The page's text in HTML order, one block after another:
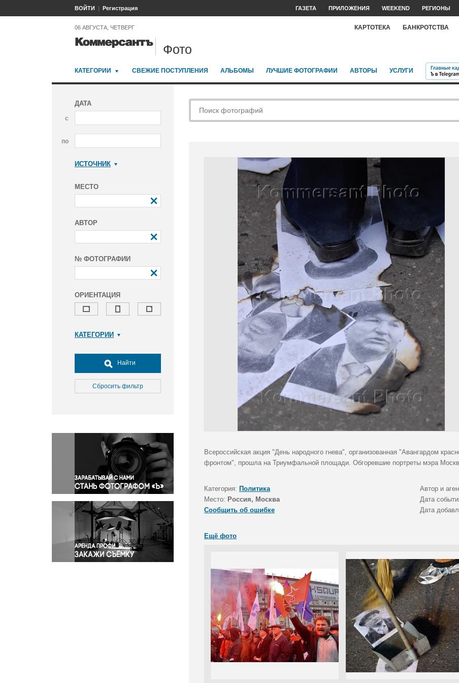
ВОЙТИ Регистрация ГАЗЕТА ПРИЛОЖЕНИЯ WEEKEND РЕГИОНЫ
06 АВГУСТА, ЧЕТВЕРГ КАРТОТЕКА БАНКРОТСТВА
Фото
КАТЕГОРИИ СВЕЖИЕ ПОСТУПЛЕНИЯ АЛЬБОМЫ ЛУЧШИЕ ФОТОГРАФИИ АВТОРЫ УСЛУГИ
ДАТА
с
по
ИСТОЧНИК
МЕСТО
АВТОР
№ ФОТОГРАФИИ
ОРИЕНТАЦИЯ
КАТЕГОРИИ
Досуг, туризм и отдых
Культура
Медицина
Окружающая среда
Политика
Правосудие
Происшествия и конфликты
Религия
Светская жизнь
Спорт
Экология
Экономика и бизнес
Найти
Сбросить фильтр
Всероссийская акция "День народного гнева", организованная "Авангардом
фронтом", прошла на Триумфальной площади. Обгоревшие портреты мэра
Категория: Политика Автор и
Место: Россия, Москва Дата
Сообщить об ошибке
Дата
Ещё фото